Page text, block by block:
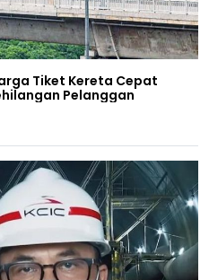
Tiket Kereta Cepat
Pelanggan